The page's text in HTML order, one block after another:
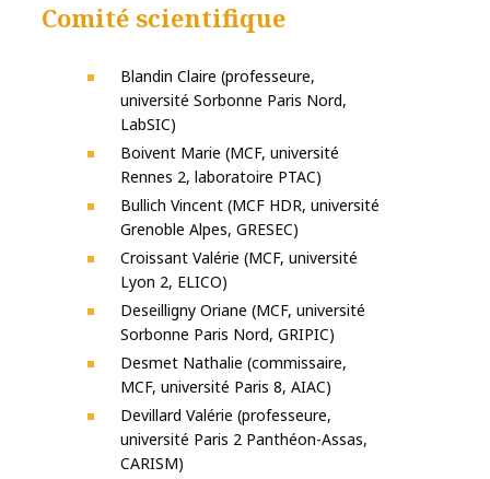
Comité scientifique
Blandin Claire (professeure,
université Sorbonne Paris Nord,
LabSIC)
Boivent Marie (MCF, université
Rennes 2, laboratoire PTAC)
Bullich Vincent (MCF HDR, université
Grenoble Alpes, GRESEC)
Croissant Valérie (MCF, université
Lyon 2, ELICO)
Deseilligny Oriane (MCF, université
Sorbonne Paris Nord, GRIPIC)
Desmet Nathalie (commissaire,
MCF, université Paris 8, AIAC)
Devillard Valérie (professeure,
université Paris 2 Panthéon-Assas,
CARISM)